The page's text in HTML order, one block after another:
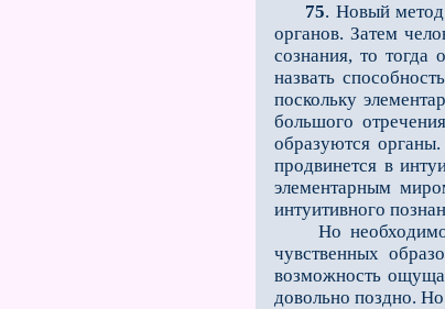
75. Новый метод
органов. Затем
сознания, то тогда
назвать
поскольку
большого
образуются
продвинется в
элементарным
интуитив­ного
Но необходимо
чувственных
возможность
довольно поздно. Но